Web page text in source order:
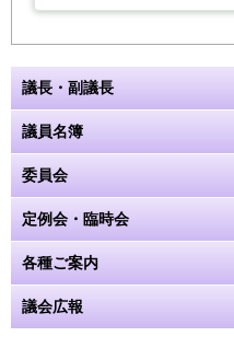
議長・副議長
議員名簿
委員会
定例会・臨時会
各種ご案内
議会広報